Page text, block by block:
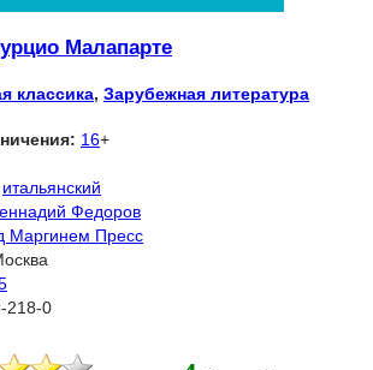
Малапарте
классика, Зарубежная литература
16+
итальянский
Федоров
Маргинем Пресс
218-0